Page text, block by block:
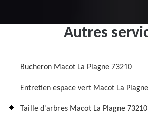
Autres
Bucheron Macot La Plagne 73210
Entretien espace vert Macot La
Taille d'arbres Macot La Plagne 73210